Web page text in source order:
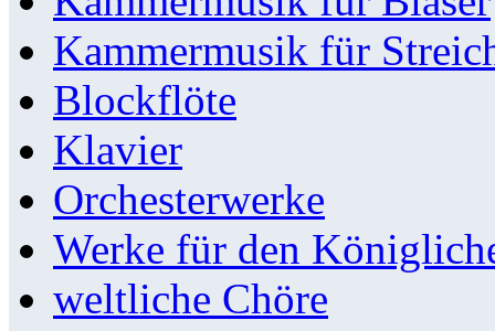
Kammermusik für
Blockflöte
Klavier
Orchesterwerke
Werke für den
weltliche Chöre